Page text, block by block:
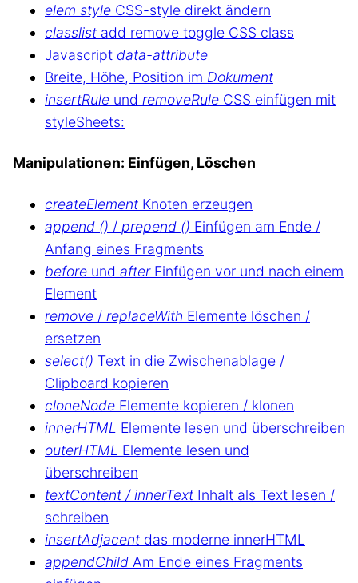
elem style CSS-style direkt ändern
classlist add remove toggle CSS class
Javascript data-attribute
Breite, Höhe, Position im Dokument
insertRule und removeRule CSS einfügen mit
styleSheets:
Manipulationen: Einfügen, Löschen
createElement Knoten erzeugen
append () / prepend () Einfügen am Ende /
Anfang eines Fragments
before und afterEinfügen vor und nach einem
Element
remove / replaceWith Elemente löschen /
ersetzen
select() Text in die Zwischenablage /
Clipboard kopieren
cloneNode Elemente kopieren / klonen
innerHTML Elemente lesen und überschreiben
outerHTML Elemente lesen und
überschreiben
textContent / innerText Inhalt als Text lesen /
schreiben
insertAdjacent das moderne innerHTML
appendChild Am Ende eines Fragments